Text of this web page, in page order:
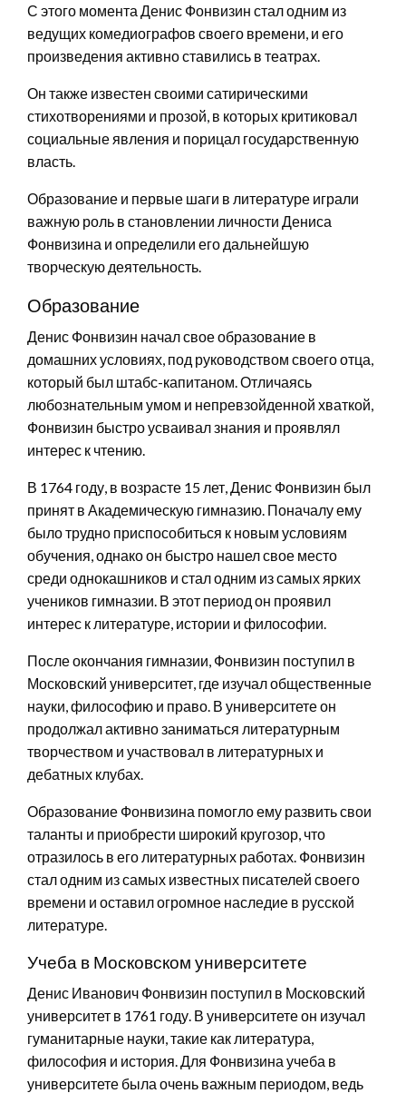
С этого момента Денис Фонвизин стал одним из
ведущих комедиографов своего времени, и его
произведения активно ставились в театрах.
Он также известен своими сатирическими
стихотворениями и прозой, в которых критиковал
социальные явления и порицал государственную
власть.
Образование и первые шаги в литературе играли
важную роль в становлении личности Дениса
Фонвизина и определили его дальнейшую
творческую деятельность.
Образование
Денис Фонвизин начал свое образование в
домашних условиях, под руководством своего отца,
который был штабс-капитаном. Отличаясь
любознательным умом и непревзойденной хваткой,
Фонвизин быстро усваивал знания и проявлял
интерес к чтению.
В 1764 году, в возрасте 15 лет, Денис Фонвизин был
принят в Академическую гимназию. Поначалу ему
было трудно приспособиться к новым условиям
обучения, однако он быстро нашел свое место
среди однокашников и стал одним из самых ярких
учеников гимназии. В этот период он проявил
интерес к литературе, истории и философии.
После окончания гимназии, Фонвизин поступил в
Московский университет, где изучал общественные
науки, философию и право. В университете он
продолжал активно заниматься литературным
творчеством и участвовал в литературных и
дебатных клубах.
Образование Фонвизина помогло ему развить свои
таланты и приобрести широкий кругозор, что
отразилось в его литературных работах. Фонвизин
стал одним из самых известных писателей своего
времени и оставил огромное наследие в русской
литературе.
Учеба в Московском университете
Денис Иванович Фонвизин поступил в Московский
университет в 1761 году. В университете он изучал
гуманитарные науки, такие как литература,
философия и история. Для Фонвизина учеба в
университете была очень важным периодом, ведь